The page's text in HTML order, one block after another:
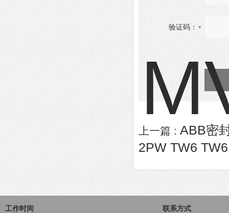
验证码：
上一篇 : ABB密
2PW TW6
工作时间 联系方式